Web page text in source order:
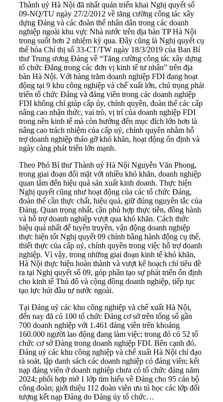
Thành uỷ Hà Nội đã nhất quán triển khai Nghị quyết số
09-NQ/TU ngày 27/2/2012 về tăng cường công tác xây
dựng Đảng và các đoàn thể nhân dân trong các doanh
nghiệp ngoài khu vực Nhà nước trên địa bàn TP Hà Nội
trong suốt hơn 2 nhiệm kỳ qua. Đây cũng là Nghị quyết cụ
thể hóa Chỉ thị số 33-CT/TW ngày 18/3/2019 của Ban Bí
thư Trung ương Đảng về “Tăng cường công tác xây dựng
tổ chức Đảng trong các đơn vị kinh tế tư nhân” trên địa
bàn Hà Nội. Với hàng trăm doanh nghiệp FDI đang hoạt
động tại 9 khu công nghiệp và chế xuất lớn, chú trọng phát
triển tổ chức Đảng và đảng viên trong các doanh nghiệp
FDI không chỉ giúp cấp ủy, chính quyền, đoàn thể các cấp
nâng cao nhận thức, vai trò, vị trí của doanh nghiệp FDI
trong nền kinh tế mà còn hướng đến mục đích lớn hơn là
nâng cao trách nhiệm của cấp uỷ, chính quyền nhằm hỗ
trợ doanh nghiệp tháo gỡ khó khăn, hoạt động ổn định và
ngày càng phát triển lớn mạnh.
Theo Phó Bí thư Thành uỷ Hà Nội Nguyễn Văn Phong,
trong giai đoạn đối mặt với nhiều khó khăn, doanh nghiệp
quan tâm đến hiệu quả sản xuất kinh doanh. Thực hiện
Nghị quyết cũng như hoạt động của các tổ chức Đảng,
đoàn thể cần thực chất, hiệu quả, giữ đúng nguyên tắc của
Đảng. Quan trọng nhất, cần phù hợp thực tiễn, đồng hành
và hỗ trợ doanh nghiệp vượt qua khó khăn. Cách thức
hiệu quả nhất để tuyên truyền, vận động doanh nghiệp
thực hiện tốt Nghị quyết 09 chính bằng hành động cụ thể,
thiết thực của cấp uỷ, chính quyền trong việc hỗ trợ doanh
nghiệp. Vì vậy, trong những giai đoạn kinh tế khó khăn,
Hà Nội thực hiện hoàn thành và vượt kế hoạch chỉ tiêu đề
ra tại Nghị quyết số 09, góp phần tạo sự phát triển ổn định
cho kinh tế Thủ đô và cộng đồng doanh nghiệp, tiếp tục
tạo lực hút đầu tư nước ngoài.
Tại Đảng uỷ các khu công nghiệp và chế xuất Hà Nội,
đến nay đã có 100 tổ chức Đảng cơ sở trên tổng số gần
700 doanh nghiệp với 1.461 đảng viên trên khoảng
160.000 người lao động đang làm việc; trong đó có 52 tổ
chức cơ sở Đảng trong doanh nghiệp FDI. Bên cạnh đó,
Đảng uỷ các khu công nghiệp và chế xuất Hà Nội chỉ đạo
rà soát, lập danh sách các doanh nghiệp có đảng viên; kết
nạp đảng viên ở doanh nghiệp chưa có tổ chức đảng năm
2024; phối hợp mở 1 lớp tìm hiểu về Đảng cho 95 cán bộ
công đoàn; giới thiệu 112 đoàn viên ưu tú học các lớp đối
tượng kết nạp Đảng do Đảng ủy tổ chức…